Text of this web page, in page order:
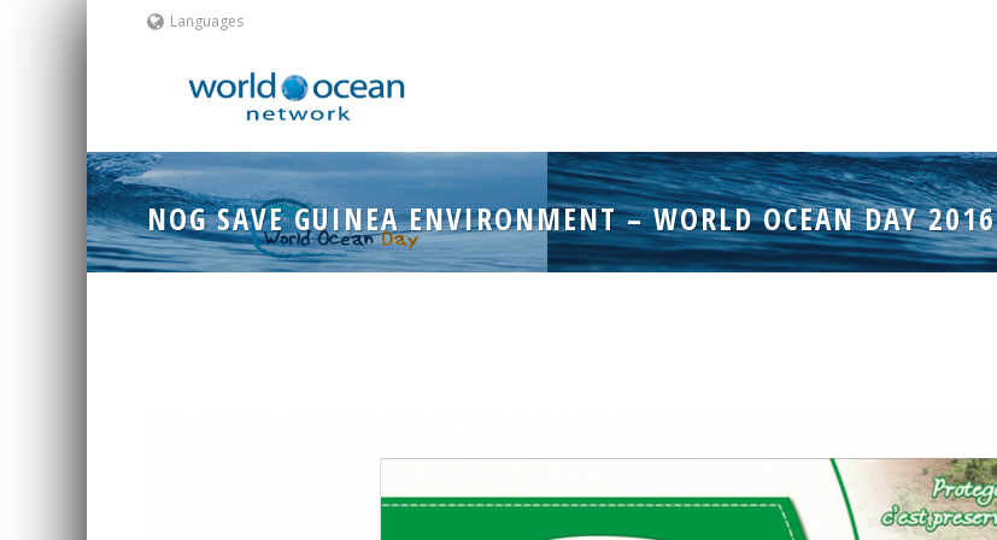
Languages
NOG SAVE GUINEA ENVIRONMENT – WORLD OCEAN DAY 2016